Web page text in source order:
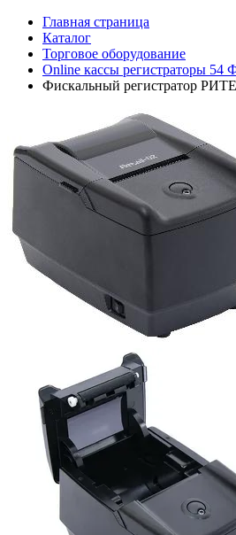
Главная страница
Каталог
Торговое оборудование
Online кассы регистраторы 54
Фискальный регистратор